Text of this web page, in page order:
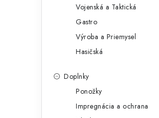
Vojenská a Taktická
Gastro
Výroba a Priemysel
Hasičská
Doplnky
Ponožky
Impregnácia a ochrana